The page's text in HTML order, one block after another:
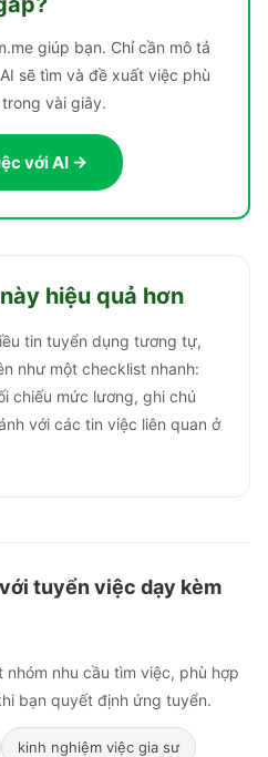
giúp bạn. Chỉ cần mô tả
sẽ tìm và đề xuất việc phù
vài giây.
với AI →
hiệu quả hơn
tin tuyển dụng tương tự,
như một checklist nhanh:
chiếu mức lương, ghi chú
với các tin việc liên quan ở
tuyển việc dạy kèm
nhu cầu tìm việc, phù hợp
bạn quyết định ứng tuyển.
kinh nghiệm việc gia sư